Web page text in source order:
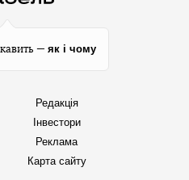
— як і чому
Редакція
Інвестори
Реклама
Карта сайту